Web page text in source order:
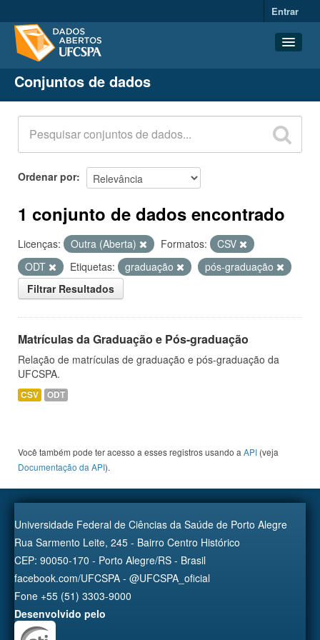
Entrar
Conjuntos de dados
Organizações
Grupos
Sobre
Conjuntos de dados
Ordenar por
1 conjunto de dados encontrado
Licenças: Outra (Aberta) Formatos:
CSV
ODT
Etiquetas: graduação
pós-graduação
Filtrar Resultados
Matrículas da Graduação e Pós-graduação
Relação de matrículas de graduação e pós-graduação da
UFCSPA.
CSV ODT
Você também pode ter acesso a esses registros usando a API (veja
Documentação da API).
Universidade Federal de Ciências da Saúde de Porto Alegre
Rua Sarmento Leite, 245 - Bairro Centro Histórico
CEP: 90050-170 - Porto Alegre/RS - Brasil
facebook.com/UFCSPA - @UFCSPA_oficial
Fone +55 (51) 3303-9000
Desenvolvido pelo